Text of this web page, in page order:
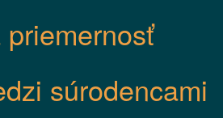
priemernosť
súrodencami